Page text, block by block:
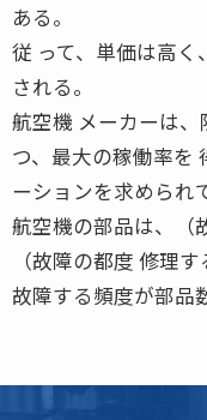
ある。
従 って、単価は高
される。
航空機 メーカーは
つ、最大の稼働率を
ーションを求められ
航空機の部品は、（
（故障の都度 修理
故障する頻度が部品